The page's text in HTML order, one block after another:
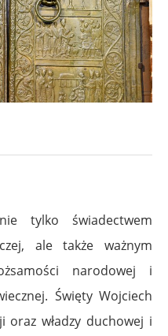
tylko świadectwem
ale także ważnym
narodowej i
Święty Wojciech
oraz władzy duchowej i